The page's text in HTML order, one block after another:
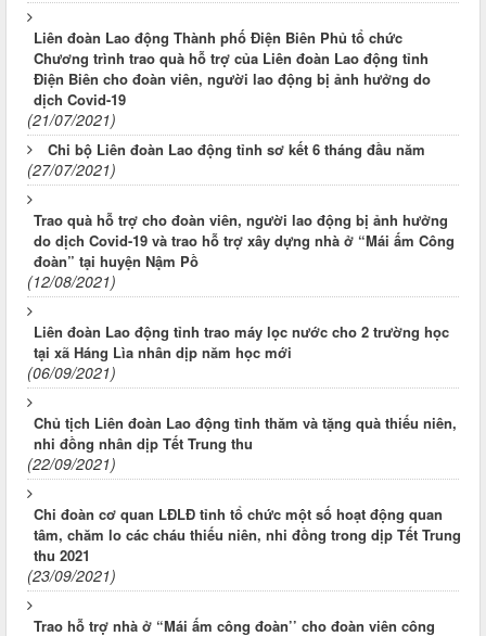
Liên đoàn Lao động Thành phố Điện Biên Phủ tổ chức
Chương trình trao quà hỗ trợ của Liên đoàn Lao động tỉnh
Điện Biên cho đoàn viên, người lao động bị ảnh hưởng do
dịch Covid-19
(21/07/2021)
Chi bộ Liên đoàn Lao động tỉnh sơ kết 6 tháng đầu năm
(27/07/2021)
Trao quà hỗ trợ cho đoàn viên, người lao động bị ảnh hưởng
do dịch Covid-19 và trao hỗ trợ xây dựng nhà ở “Mái ấm Công
đoàn” tại huyện Nậm Pồ
(12/08/2021)
Liên đoàn Lao động tỉnh trao máy lọc nước cho 2 trường học
tại xã Háng Lìa nhân dịp năm học mới
(06/09/2021)
Chủ tịch Liên đoàn Lao động tỉnh thăm và tặng quà thiếu niên,
nhi đồng nhân dịp Tết Trung thu
(22/09/2021)
Chi đoàn cơ quan LĐLĐ tỉnh tổ chức một số hoạt động quan
tâm, chăm lo các cháu thiếu niên, nhi đồng trong dịp Tết Trung
thu 2021
(23/09/2021)
Trao hỗ trợ nhà ở “Mái ấm công đoàn’’ cho đoàn viên công